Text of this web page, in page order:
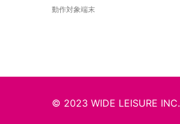
動作対象端末
© 2023 WIDE LEISURE INC.